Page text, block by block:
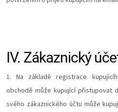
IV. Zákaznický
1. Na základě registrace
obchodě může kupující přistupovat
svého zákaznického účtu může